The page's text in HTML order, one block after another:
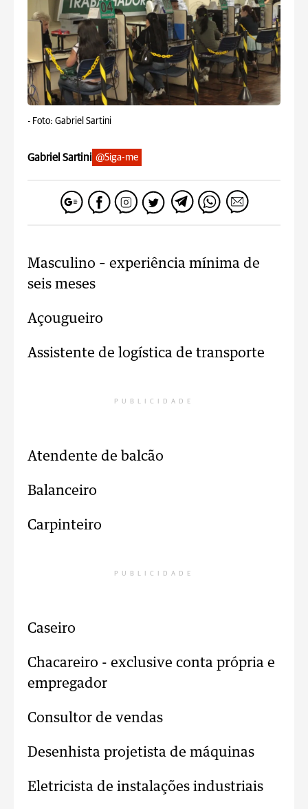
- Foto: Gabriel Sartini
Gabriel Sartini @Siga-me
Masculino – experiência mínima de
seis meses
Açougueiro
Assistente de logística de transporte
PUBLICIDADE
Atendente de balcão
Balanceiro
Carpinteiro
PUBLICIDADE
Caseiro
Chacareiro - exclusive conta própria e
empregador
Consultor de vendas
Desenhista projetista de máquinas
Eletricista de instalações industriais